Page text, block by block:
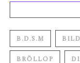
B.D.S.M
BRÖLLOP